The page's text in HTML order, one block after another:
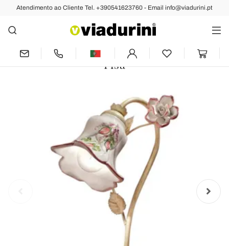
Atendimento ao Cliente Tel. +390541623760 - Email info@viadurini.pt
Anterior Próximo
Candeeiro de Mesa em Metal e
Cerâmica Decorada à Mão com Rosa -
Pisa